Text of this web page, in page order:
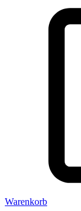
Warenkorb